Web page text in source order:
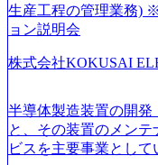
されていたが、現在金
C事業を始め、パブリ
はあるが、社員の興味
着けたい方でも幅広
成が柔軟に可能な環境
our-vision-
_93b1bff3-f71c-4bc9-
生産工程の管理業務)
ョン説明会
株式会社KOKUSAI
半導体製造装置の開
と、その装置のメン
ビスを主要事業とし